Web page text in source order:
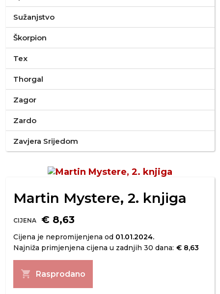
Sužanjstvo
Škorpion
Tex
Thorgal
Zagor
Zardo
Zavjera Srijedom
Martin Mystere, 2. knjiga
CIJENA € 8,63
Cijena je nepromijenjena od 01.01.2024.
Najniža primjenjena cijena u zadnjih 30 dana: € 8,63
shopping_cart Rasprodano